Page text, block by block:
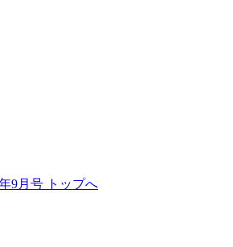
9月号 トップへ